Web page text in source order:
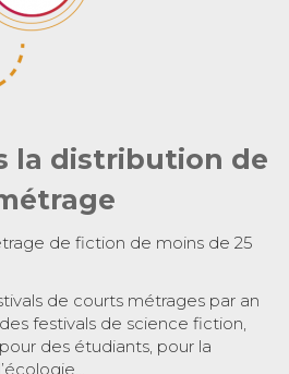
la distribution de
de fiction de moins de 25
de courts métrages par an
festivals de science fiction,
des étudiants, pour la